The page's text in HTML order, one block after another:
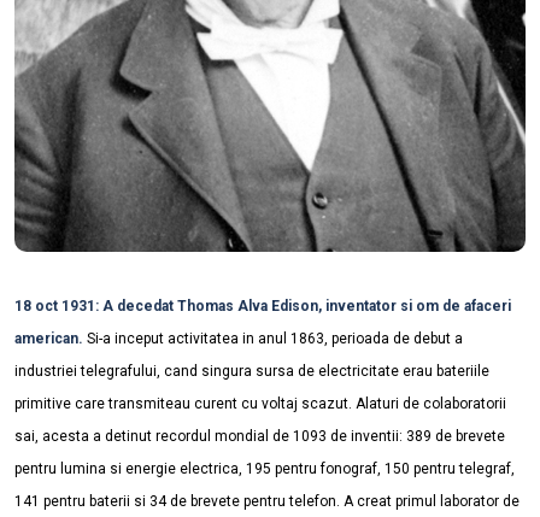
18 oct 1931: A decedat Thomas Alva Edison, inventator si om de afaceri
american. Si-a inceput activitatea in anul 1863, perioada de debut a
industriei telegrafului, cand singura sursa de electricitate erau bateriile
primitive care transmiteau curent cu voltaj scazut. Alaturi de colaboratorii
sai, acesta a detinut recordul mondial de 1093 de inventii: 389 de brevete
pentru lumina si energie electrica, 195 pentru fonograf, 150 pentru telegraf,
141 pentru baterii si 34 de brevete pentru telefon. A creat primul laborator de